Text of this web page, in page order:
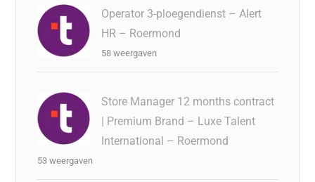
Operator 3-ploegendienst – Alert
HR – Roermond
58 weergaven
Store Manager 12 months contract
| Premium Brand – Luxe Talent
International – Roermond
53 weergaven